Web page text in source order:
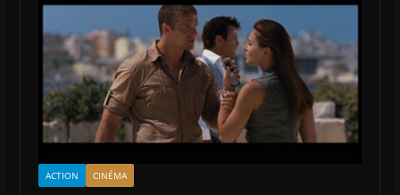
ACTION CINÉMA